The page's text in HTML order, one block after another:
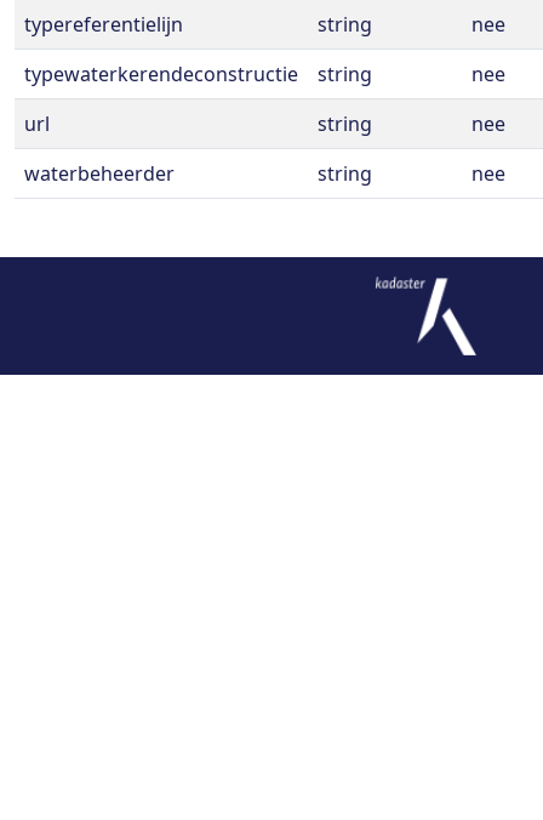
typereferentielijn
string
nee
typewaterkerendeconstructie
string
nee
url
string
nee
waterbeheerder
string nee